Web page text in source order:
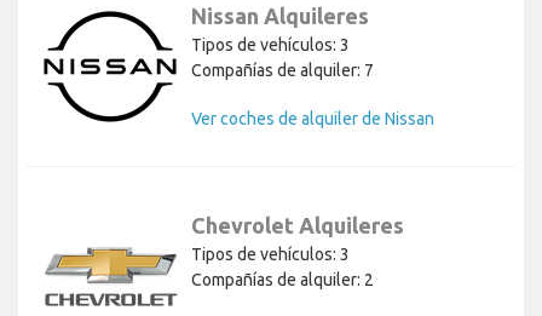
Nissan Alquileres
Tipos de vehículos: 3
Compañías de alquiler: 7
Ver coches de alquiler de Nissan
Chevrolet Alquileres
Tipos de vehículos: 3
Compañías de alquiler: 2